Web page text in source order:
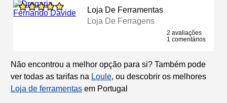
Loja De Ferramentas
Loja De Ferragens
2 avaliações
1 comentários
Não encontrou a melhor opção para si? Também pode
ver todas as tarifas na Loule, ou descobrir os melhores
Loja de ferramentas em Portugal